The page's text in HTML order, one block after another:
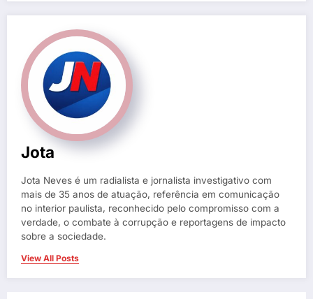
Jota
Jota Neves é um radialista e jornalista investigativo com
mais de 35 anos de atuação, referência em comunicação
no interior paulista, reconhecido pelo compromisso com a
verdade, o combate à corrupção e reportagens de impacto
sobre a sociedade.
View All Posts